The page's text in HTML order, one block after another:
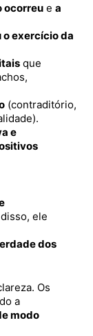
ocorreu e a
exercício da
que
(contraditório,
e
ele
dos
Os
a
modo